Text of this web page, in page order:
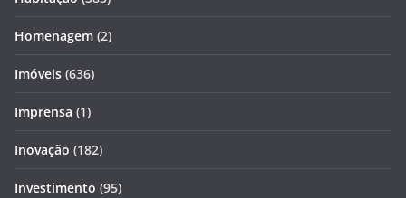
Homenagem (2)
Imóveis (636)
Imprensa (1)
Inovação (182)
Investimento (95)